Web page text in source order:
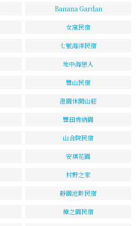
Banana Gardan
女窩民宿
七號海洋民宿
地中海戀人
豐山民宿
澄園休閒山莊
豐田肯納園
山合院民宿
安琪花園
村野之家
靜園池畔民宿
樟之園民宿